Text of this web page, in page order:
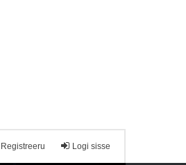
Logi sisse
Registreeru